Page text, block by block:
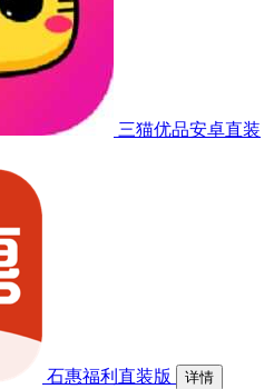
三猫优品安卓直装
石惠福利直装版 详情